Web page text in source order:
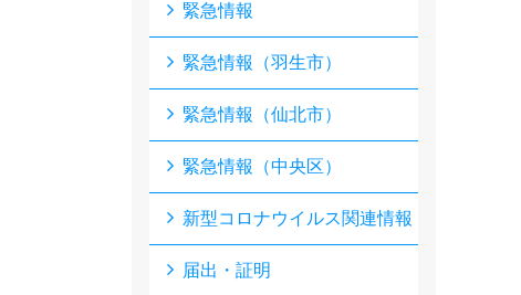
緊急情報
緊急情報（羽生市）
緊急情報（仙北市）
緊急情報（中央区）
新型コロナウイルス関連情報
届出・証明